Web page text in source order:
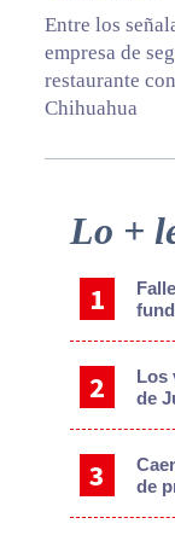
Entre los
empresa de
restaurante
Chihuahua
Primary
Lo +
Los
de
de